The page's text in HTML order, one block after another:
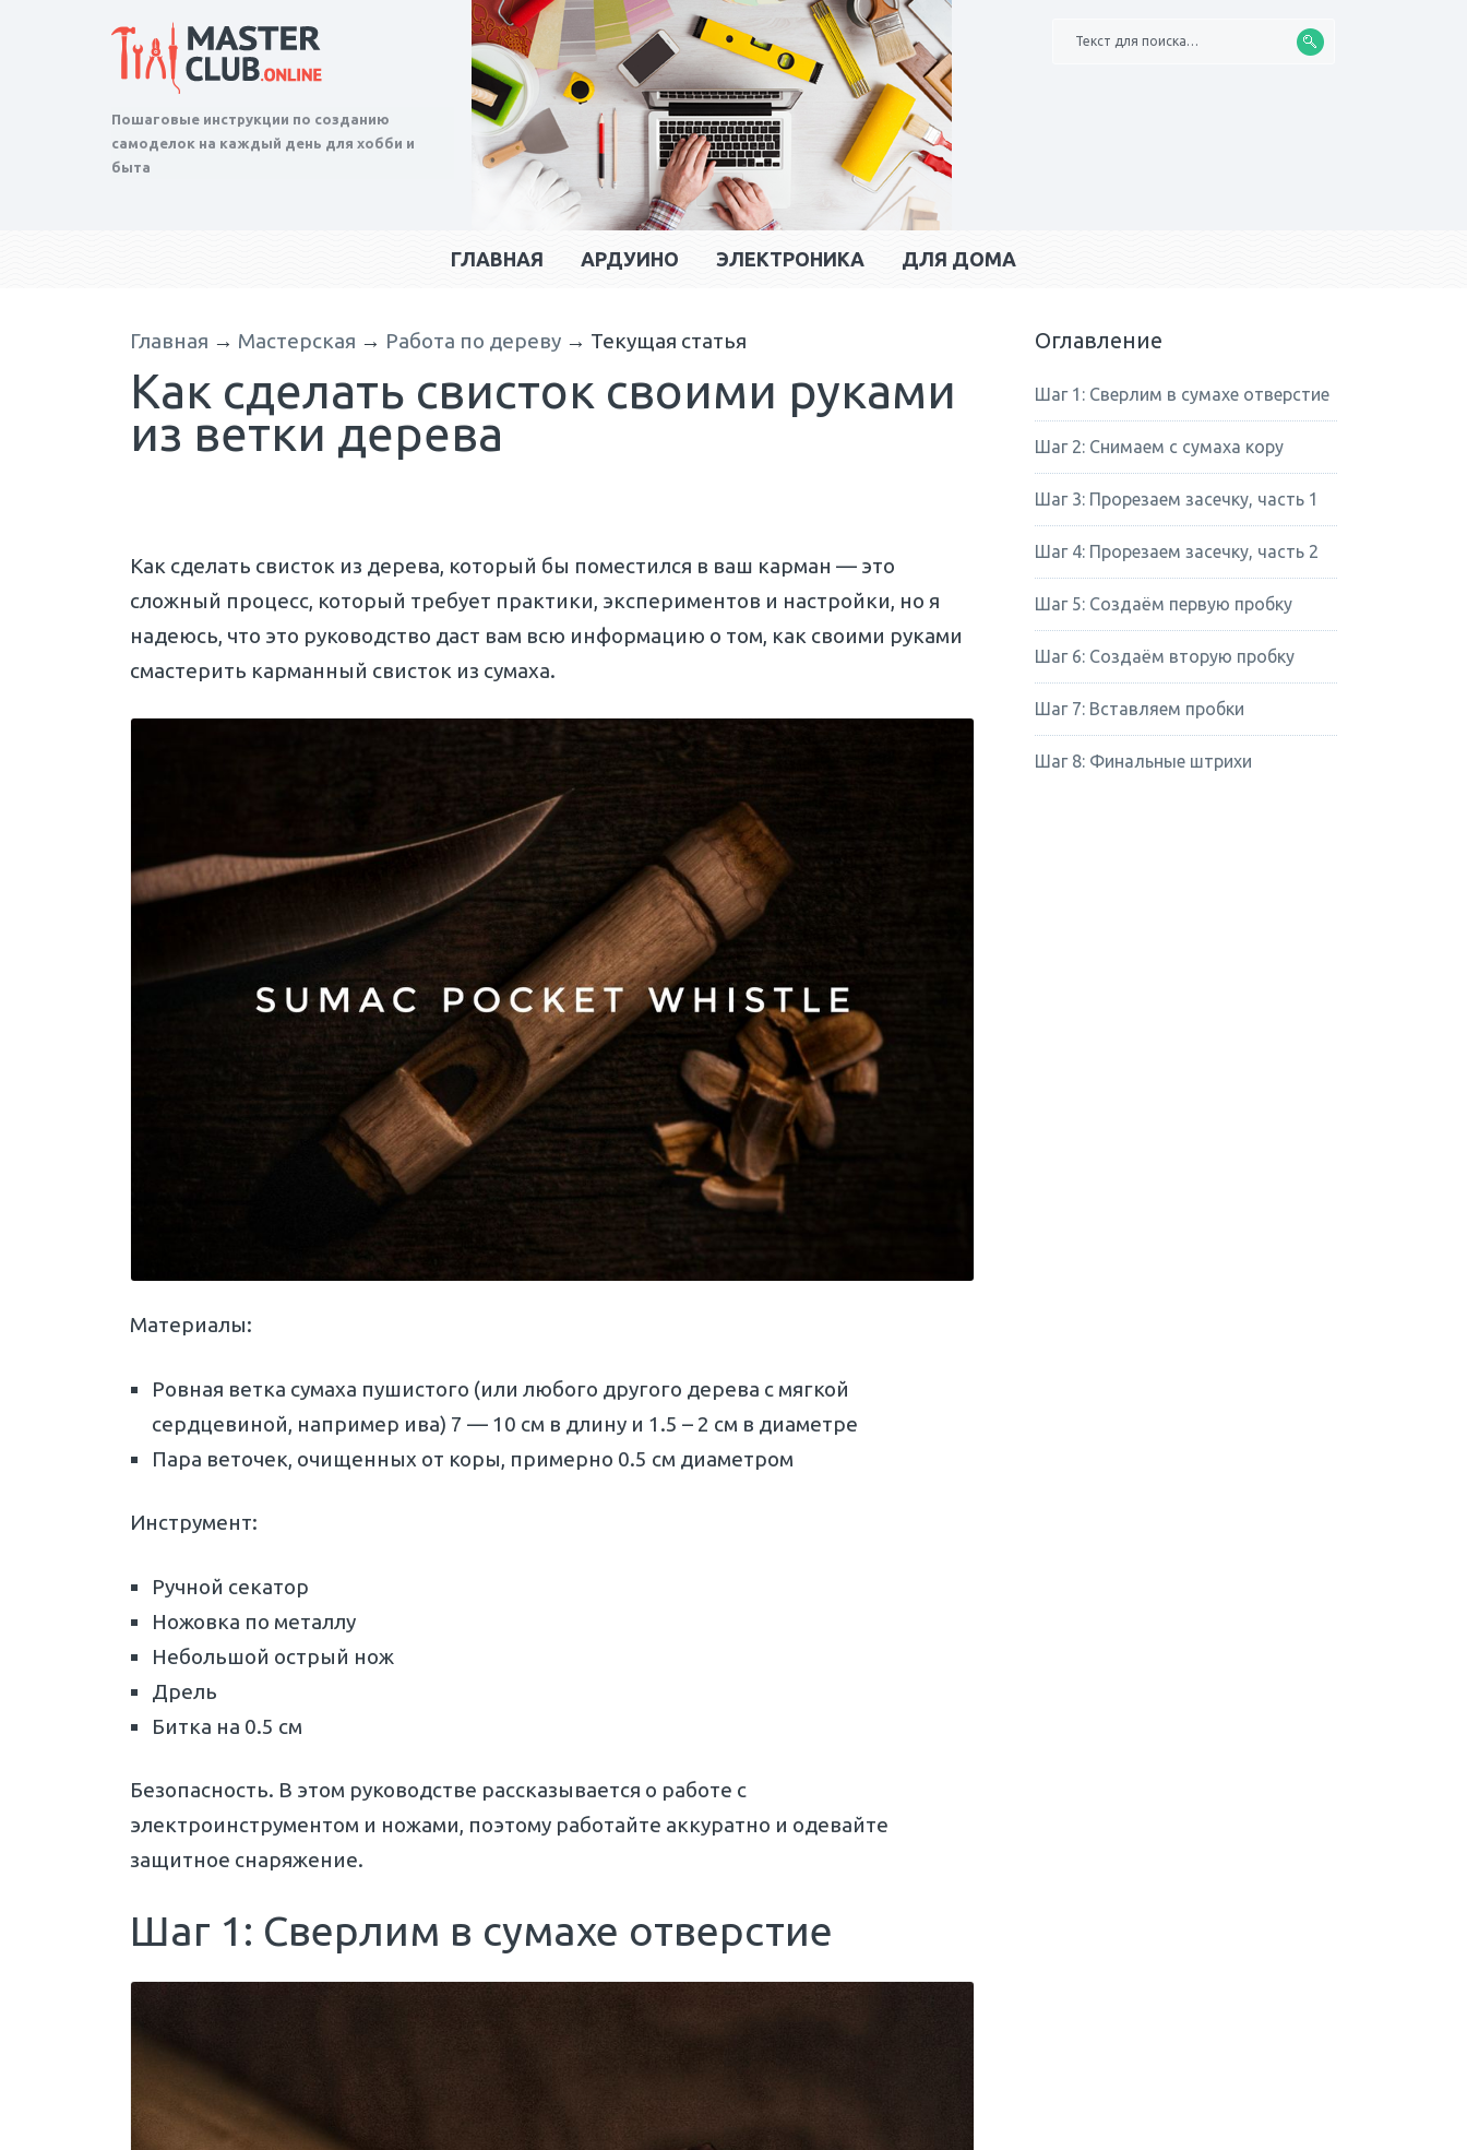
Пошаговые инструкции по созданию
самоделок на каждый день для хобби и
быта
Текст для поиска…
ГЛАВНАЯ АРДУИНО ЭЛЕКТРОНИКА ДЛЯ ДОМА
Главная → Мастерская → Работа по дереву → Текущая статья
Как сделать свисток своими руками
из ветки дерева
Как сделать свисток из дерева, который бы поместился в ваш карман — это
сложный процесс, который требует практики, экспериментов и настройки, но я
надеюсь, что это руководство даст вам всю информацию о том, как своими руками
смастерить карманный свисток из сумаха.
Материалы:
Ровная ветка сумаха пушистого (или любого другого дерева с мягкой
сердцевиной, например ива) 7 — 10 см в длину и 1.5 – 2 см в диаметре
Пара веточек, очищенных от коры, примерно 0.5 см диаметром
Инструмент:
Ручной секатор
Ножовка по металлу
Небольшой острый нож
Дрель
Битка на 0.5 см
Безопасность. В этом руководстве рассказывается о работе с
электроинструментом и ножами, поэтому работайте аккуратно и одевайте
защитное снаряжение.
Шаг 1: Сверлим в сумахе отверстие
Оглавление
Шаг 1: Сверлим в сумахе отверстие
Шаг 2: Снимаем с сумаха кору
Шаг 3: Прорезаем засечку, часть 1
Шаг 4: Прорезаем засечку, часть 2
Шаг 5: Создаём первую пробку
Шаг 6: Создаём вторую пробку
Шаг 7: Вставляем пробки
Шаг 8: Финальные штрихи